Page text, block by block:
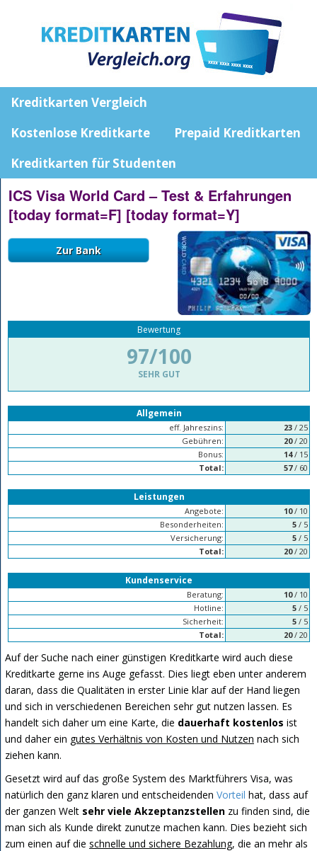
Kreditkarten Vergleich
Kostenlose Kreditkarte
Prepaid Kreditkarten
Kreditkarten für Studenten
ICS Visa World Card – Test & Erfahrungen
[today format=F] [today format=Y]
Bewertung
97/100
SEHR GUT
Allgemein
eff. Jahreszins: 23/ 25
Gebühren:
20/ 20
Bonus:
14/ 15
Total:
57/ 60
Leistungen
Angebote: 10/ 10
Besonderheiten:
5 / 5
Versicherung:
5 / 5
Total:
20/ 20
Kundenservice
Beratung: 10/ 10
Hotline:
5 / 5
Sicherheit:
5 / 5
Total:
20/ 20
Auf der Suche nach einer günstigen Kreditkarte wird auch diese
Kreditkarte gerne ins Auge gefasst. Dies liegt eben unter anderem
daran, dass die Qualitäten in erster Linie klar auf der Hand liegen
und sich in verschiedenen Bereichen sehr gut nutzen lassen. Es
handelt sich daher um eine Karte, die dauerhaft kostenlos ist
und daher ein gutes Verhältnis von Kosten und Nutzen nach sich
ziehen kann.
Gesetzt wird auf das große System des Marktführers Visa, was
natürlich den ganz klaren und entscheidenden Vorteil hat, dass auf
der ganzen Welt sehr viele Akzeptanzstellen zu finden sind, die
man sich als Kunde direkt zunutze machen kann. Dies bezieht sich
zum einen auf die schnelle und sichere Bezahlung, die an mehr als